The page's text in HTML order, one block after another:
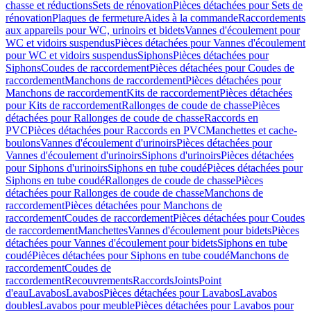
chasse et réductionsSets de rénovationPièces détachées pour Sets de
rénovationPlaques de fermetureAides à la commandeRaccordements
aux appareils pour WC, urinoirs et bidetsVannes d'écoulement pour
WC et vidoirs suspendusPièces détachées pour Vannes d'écoulement
pour WC et vidoirs suspendusSiphonsPièces détachées pour
SiphonsCoudes de raccordementPièces détachées pour Coudes de
raccordementManchons de raccordementPièces détachées pour
Manchons de raccordementKits de raccordementPièces détachées
pour Kits de raccordementRallonges de coude de chassePièces
détachées pour Rallonges de coude de chasseRaccords en
PVCPièces détachées pour Raccords en PVCManchettes et cache-
boulonsVannes d'écoulement d'urinoirsPièces détachées pour
Vannes d'écoulement d'urinoirsSiphons d'urinoirsPièces détachées
pour Siphons d'urinoirsSiphons en tube coudéPièces détachées pour
Siphons en tube coudéRallonges de coude de chassePièces
détachées pour Rallonges de coude de chasseManchons de
raccordementPièces détachées pour Manchons de
raccordementCoudes de raccordementPièces détachées pour Coudes
de raccordementManchettesVannes d'écoulement pour bidetsPièces
détachées pour Vannes d'écoulement pour bidetsSiphons en tube
coudéPièces détachées pour Siphons en tube coudéManchons de
raccordementCoudes de
raccordementRecouvrementsRaccordsJointsPoint
d'eauLavabosLavabosPièces détachées pour LavabosLavabos
doublesLavabos pour meublePièces détachées pour Lavabos pour